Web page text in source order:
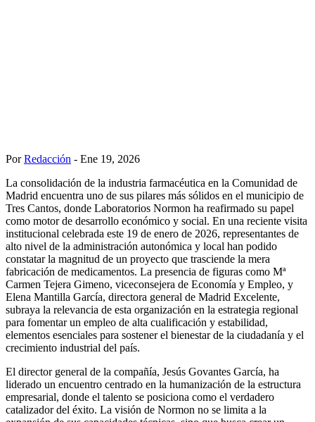
PorRedacción - Ene 19, 2026
La consolidación de la industria farmacéutica en la Comunidad de
Madrid encuentra uno de sus pilares más sólidos en el municipio de
Tres Cantos, donde Laboratorios Normon ha reafirmado su papel
como motor de desarrollo económico y social. En una reciente visita
institucional celebrada este 19 de enero de 2026, representantes de
alto nivel de la administración autonómica y local han podido
constatar la magnitud de un proyecto que trasciende la mera
fabricación de medicamentos. La presencia de figuras como Mª
Carmen Tejera Gimeno, viceconsejera de Economía y Empleo, y
Elena Mantilla García, directora general de Madrid Excelente,
subraya la relevancia de esta organización en la estrategia regional
para fomentar un empleo de alta cualificación y estabilidad,
elementos esenciales para sostener el bienestar de la ciudadanía y el
crecimiento industrial del país.
El director general de la compañía, Jesús Govantes García, ha
liderado un encuentro centrado en la humanización de la estructura
empresarial, donde el talento se posiciona como el verdadero
catalizador del éxito. La visión de Normon no se limita a la